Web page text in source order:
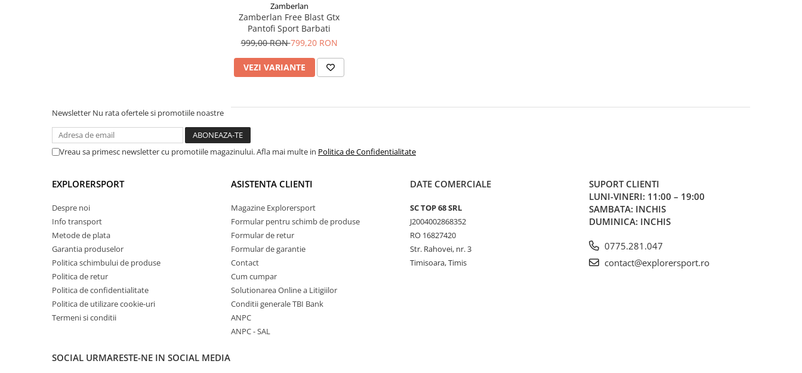
Zamberlan
Zamberlan Free Blast Gtx
Pantofi Sport Barbati
999,00 RON799,20 RON
VEZI VARIANTE
Newsletter Nu rata ofertele si promotiile noastre
Vreau sa primesc newsletter cu promotiile magazinului. Afla mai multe in Politica de Confidentialitate
EXPLORERSPORT
Despre noi
Info transport
Metode de plata
Garantia produselor
Politica schimbului de produse
Politica de retur
Politica de confidentialitate
Politica de utilizare cookie-uri
Termeni si conditii
ASISTENTA CLIENTI
Magazine Explorersport
Formular pentru schimb de produse
Formular de retur
Formular de garantie
Contact
Cum cumpar
Solutionarea Online a Litigiilor
Conditii generale TBI Bank
ANPC
ANPC - SAL
DATE COMERCIALE
SC TOP 68 SRL
J2004002868352
RO 16827420
Str. Rahovei, nr. 3
Timisoara, Timis
SUPORT CLIENTI
LUNI-VINERI: 11:00 – 19:00
SAMBATA: INCHIS
DUMINICA: INCHIS
0775.281.047
contact@explorersport.ro
SOCIAL URMARESTE-NE IN SOCIAL MEDIA